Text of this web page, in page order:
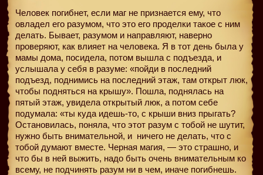
Человек погибнет, если маг не признается ему, что
овладел его разумом, что это его проделки такое с ним
делать. Бывает, разумом и направляют, наверно
проверяют, как влияет на человека. Я в тот день была у
мамы дома, посидела, потом вышла с подъезда, и
услышала у себя в разуме: «пойди в последний
подъезд, поднимись на последний этаж, там открыт люк,
чтобы подняться на крышу». Пошла, поднялась на
пятый этаж, увидела открытый люк, а потом себе
подумала: «ты куда идешь-то, с крыши вниз прыгать?
Остановилась, поняла, что этот разум с тобой не шутит,
нужно быть внимательной, и ничего не делать, что с
тобой думают вместе. Черная магия, — это страшно, и
что бы в ней выжить, надо быть очень внимательным ко
всему, не подчинять разум ни в чем, иначе погибнешь.